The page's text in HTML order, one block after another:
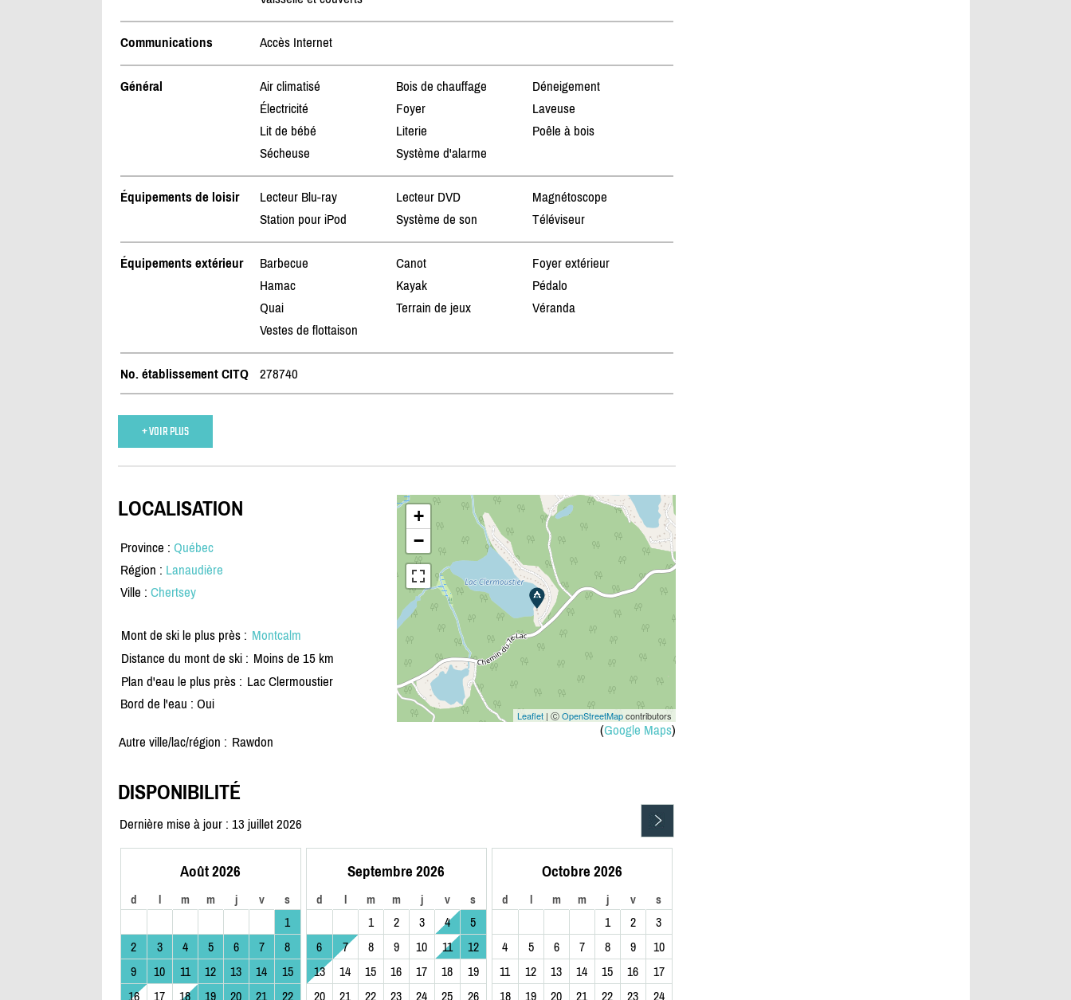
Communications Accès Internet
Général Air climatisé Bois de chauffage
Déneigement
Électricité
Foyer
Laveuse
Lit de bébé
Literie
Poêle à bois
Sécheuse
Système d'alarme
Équipements de loisir Lecteur Blu-ray Lecteur DVD
Magnétoscope
Station pour iPod
Système de son Téléviseur
Équipements extérieur Barbecue Canot
Foyer extérieur
Hamac
Kayak
Pédalo
Quai
Terrain de jeux
Véranda
Vestes de flottaison
No. établissement CITQ 278740
+ VOIR PLUS
+
−
Leaflet| ⒸOpenStreetMapcontributors
(Google Maps)
LOCALISATION
Province : Québec
Région : Lanaudière
Ville : Chertsey
Mont de ski le plus près : Montcalm
Distance du mont de ski : Moins de 15 km
Plan d'eau le plus près : Lac Clermoustier
Bord de l'eau : Oui
Autre ville/lac/région : Rawdon
DISPONIBILITÉ
Dernière mise à jour : 13 juillet 2026
Août 2026
d l m m j v s
1
2
3 4 5 6 7
8
9
10 11 12 13 14
15
16
17 18 19 20 21 22
Septembre 2026
d l m m j v s
1 2 3 4
5
6
7 8 9 10 11
12
13
14 15 16 17 18
19
20
21 22 23 24 25 26
Octobre 2026
d l m m j v s
1 2
3
4
5 6 7 8 9
10
11
12 13 14 15 16
17
18
19 20 21 22 23 24